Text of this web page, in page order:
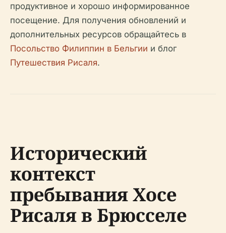
продуктивное и хорошо информированное
посещение. Для получения обновлений и
дополнительных ресурсов обращайтесь в
Посольство Филиппин в Бельгии и блог
Путешествия Рисаля.
Исторический
контекст
пребывания Хосе
Рисаля в Брюсселе